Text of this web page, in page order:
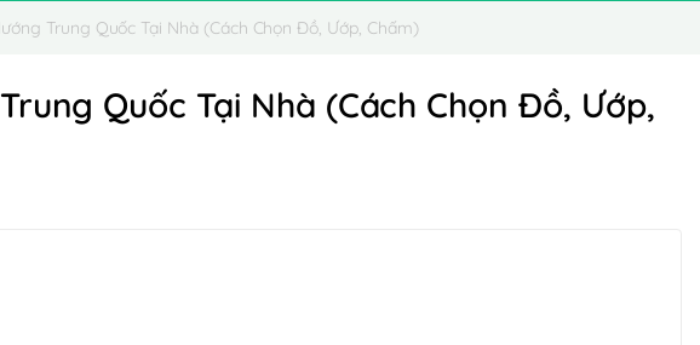
Trung Quốc Tại Nhà (Cách Chọn Đồ, Ướp, Chấm)
Quốc Tại Nhà (Cách Chọn Đồ, Ướp,